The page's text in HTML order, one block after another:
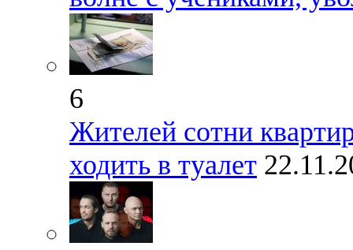
6
Жителей сотни
ходить в туалет